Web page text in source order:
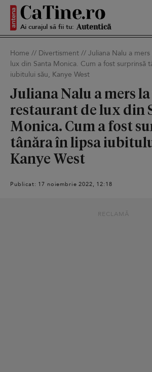
Ai curajul să fii tu: Sexy
Autentică
Sensibilă
Home // Divertisment // Juliana Nalu a
lux din Santa Monica. Cum a fost surprinsă
iubitului său, Kanye West
Juliana Nalu a mers
restaurant de lux din
Monica. Cum a fost
tânăra în lipsa
Kanye West
Publicat: 17 noiembrie 2022, 12:18
RECLAMĂ